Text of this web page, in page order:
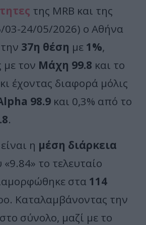
της MRB και της
03-24/05/2026) ο Αθήνα
37η θέση με 1%,
τον Μάχη 99.8 και το
έχοντας διαφορά μόλις
98.9 και 0,3% από το
.
η μέση διάρκεια
«9.84» το τελευταίο
στα 114
Καταλαμβάνοντας την
σύνολο, μαζί με το